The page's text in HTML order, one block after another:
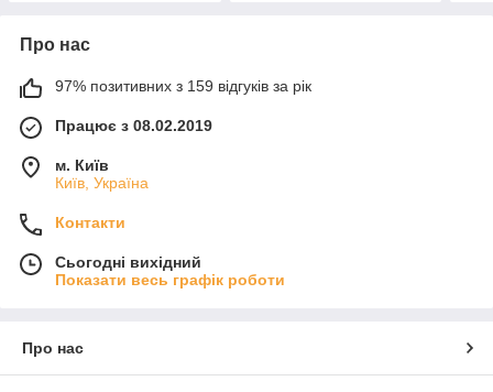
Про нас
97% позитивних з 159 відгуків за рік
Працює з 08.02.2019
м. Київ
Київ, Україна
Контакти
Сьогодні вихідний
Показати весь графік роботи
Про нас